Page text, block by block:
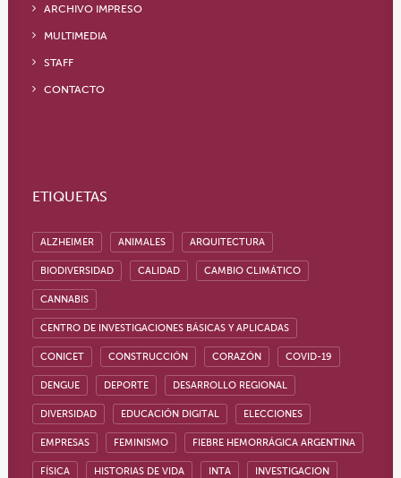
ARCHIVO IMPRESO
MULTIMEDIA
STAFF
CONTACTO
ETIQUETAS
ALZHEIMER ANIMALES ARQUITECTURA
BIODIVERSIDAD CALIDAD CAMBIO CLIMÁTICO
CANNABIS
CENTRO DE INVESTIGACIONES BÁSICAS Y APLICADAS
CONICET CONSTRUCCIÓN CORAZÓN COVID-19
DENGUE DEPORTE DESARROLLO REGIONAL
DIVERSIDAD EDUCACIÓN DIGITAL ELECCIONES
EMPRESAS FEMINISMO FIEBRE HEMORRÁGICA ARGENTINA
FÍSICA HISTORIAS DE VIDA INTA INVESTIGACION